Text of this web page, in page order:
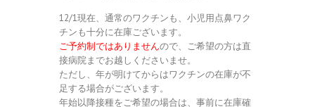
12/1現在、通常のワクチンも、小児用点鼻ワク
チンも十分に在庫ございます。
ご予約制ではありませんので、ご希望の方は直
接病院までお越しくださいませ。
ただし、年が明けてからはワクチンの在庫が不
足する場合がございます。
年始以降接種をご希望の場合は、事前に在庫確